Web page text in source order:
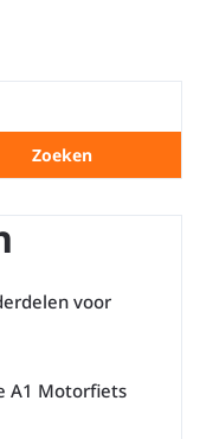
Zoeken
voor
A1 Motorfiets